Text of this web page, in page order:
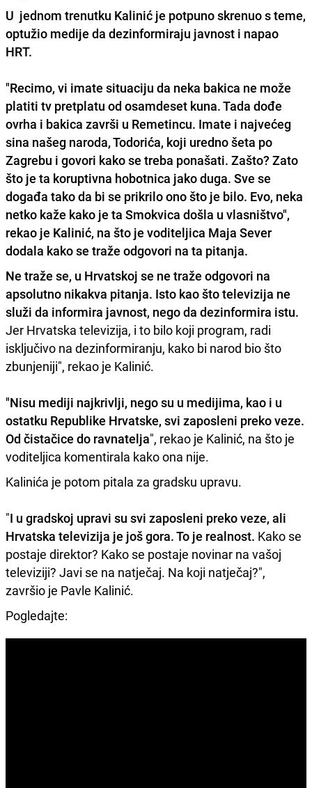
U jednom trenutku Kalinić je potpuno skrenuo s teme,
optužio medije da dezinformiraju javnost i napao
HRT.
"Recimo, vi imate situaciju da neka bakica ne može
platiti tv pretplatu od osamdeset kuna. Tada dođe
ovrha i bakica završi u Remetincu. Imate i najvećeg
sina našeg naroda, Todorića, koji uredno šeta po
Zagrebu i govori kako se treba ponašati. Zašto? Zato
što je ta koruptivna hobotnica jako duga. Sve se
događa tako da bi se prikrilo ono što je bilo. Evo, neka
netko kaže kako je ta Smokvica došla u vlasništvo",
rekao je Kalinić, na što je voditeljica Maja Sever
dodala kako se traže odgovori na ta pitanja.
Ne traže se, u Hrvatskoj se ne traže odgovori na
apsolutno nikakva pitanja. Isto kao što televizija ne
služi da informira javnost, nego da dezinformira istu.
Jer Hrvatska televizija, i to bilo koji program, radi
isključivo na dezinformiranju, kako bi narod bio što
zbunjeniji", rekao je Kalinić.
"Nisu mediji najkrivlji, nego su u medijima, kao i u
ostatku Republike Hrvatske, svi zaposleni preko veze.
Od čistačice do ravnatelja", rekao je Kalinić, na što je
voditeljica komentirala kako ona nije.
Kalinića je potom pitala za gradsku upravu.
"I u gradskoj upravi su svi zaposleni preko veze, ali
Hrvatska televizija je još gora. To je realnost. Kako se
postaje direktor? Kako se postaje novinar na vašoj
televiziji? Javi se na natječaj. Na koji natječaj?",
završio je Pavle Kalinić.
Pogledajte: